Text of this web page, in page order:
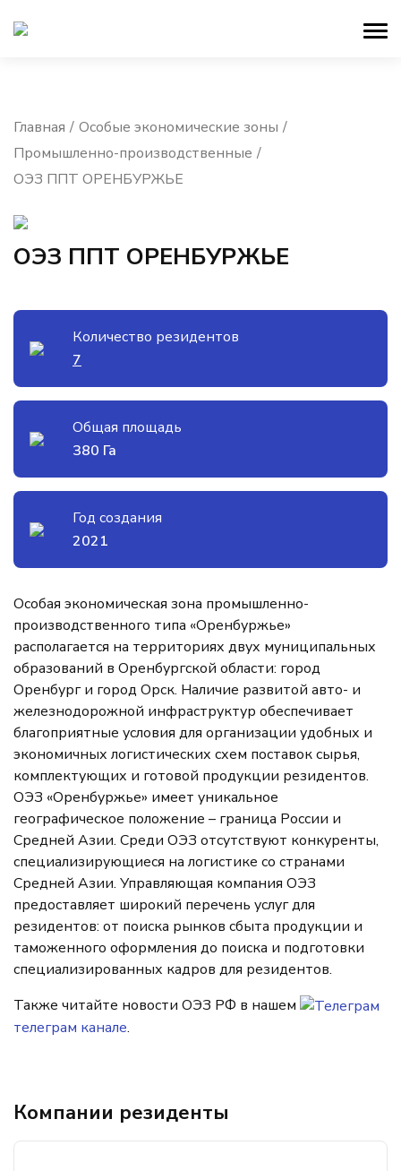
Главная
Особые экономические зоны
Промышленно-производственные
ОЭЗ ППТ ОРЕНБУРЖЬЕ
ОЭЗ ППТ ОРЕНБУРЖЬЕ
Количество резидентов
7
Общая площадь
380 Га
Год создания
2021
Особая экономическая зона промышленно-
производственного типа «Оренбуржье»
располагается на территориях двух муниципальных
образований в Оренбургской области: город
Оренбург и город Орск. Наличие развитой авто- и
железнодорожной инфраструктур обеспечивает
благоприятные условия для организации удобных и
экономичных логистических схем поставок сырья,
комплектующих и готовой продукции резидентов.
ОЭЗ «Оренбуржье» имеет уникальное
географическое положение – граница России и
Средней Азии. Среди ОЭЗ отсутствуют конкуренты,
специализирующиеся на логистике со странами
Средней Азии. Управляющая компания ОЭЗ
предоставляет широкий перечень услуг для
резидентов: от поиска рынков сбыта продукции и
таможенного оформления до поиска и подготовки
специализированных кадров для резидентов.
Также читайте новости ОЭЗ РФ в нашем
телеграм канале.
Компании резиденты